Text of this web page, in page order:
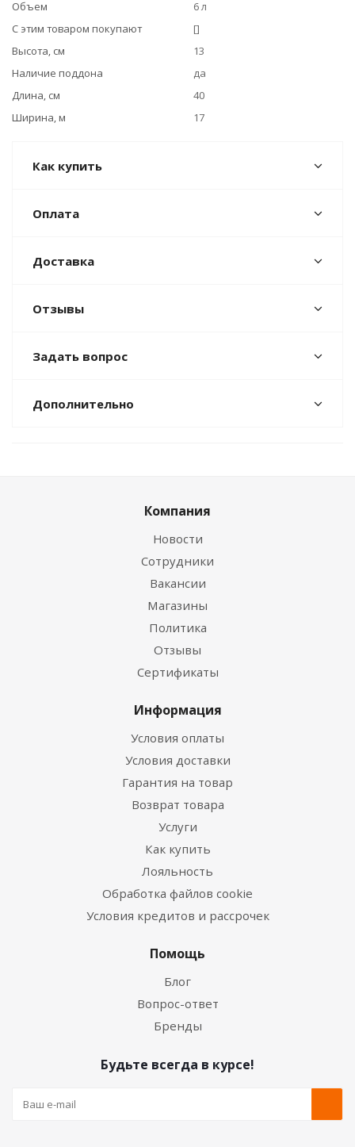
Объем
6 л
С этим товаром покупают
[]
Высота, см
13
Наличие поддона
да
Длина, см
40
Ширина, м
17
Как купить
Оплата
Доставка
Отзывы
Задать вопрос
Дополнительно
Компания
Новости
Сотрудники
Вакансии
Магазины
Политика
Отзывы
Сертификаты
Информация
Условия оплаты
Условия доставки
Гарантия на товар
Возврат товара
Услуги
Как купить
Лояльность
Обработка файлов cookie
Условия кредитов и рассрочек
Помощь
Блог
Вопрос-ответ
Бренды
Будьте всегда в курсе!